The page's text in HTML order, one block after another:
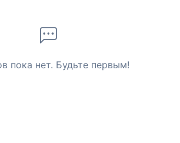
пока нет. Будьте первым!